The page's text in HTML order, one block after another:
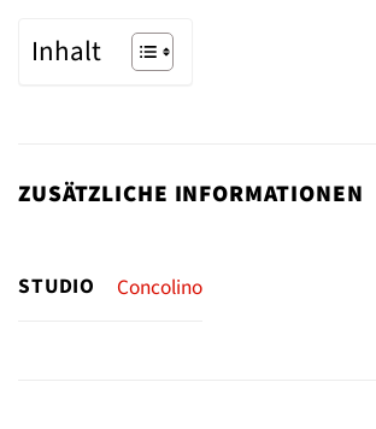
Inhalt
ZUSÄTZLICHE INFORMATIONEN
STUDIO Concolino